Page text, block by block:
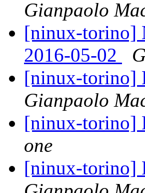
Gianpaolo
[ninux-torino]
2016-05-02
[ninux-torino]
Gianpaolo
[ninux-torino]
one
[ninux-torino]